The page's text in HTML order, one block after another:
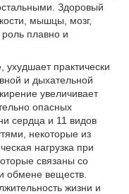
Здоровый
мышцы, мозг,
плавно и
практически
и дыхательной
увеличивает
опасных
сердца и 11 видов
некоторые из
нагрузка при
связаны со
обмене веществ.
жизни и